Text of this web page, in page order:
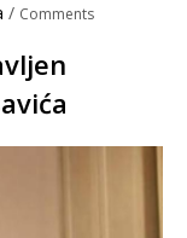
/ Comments